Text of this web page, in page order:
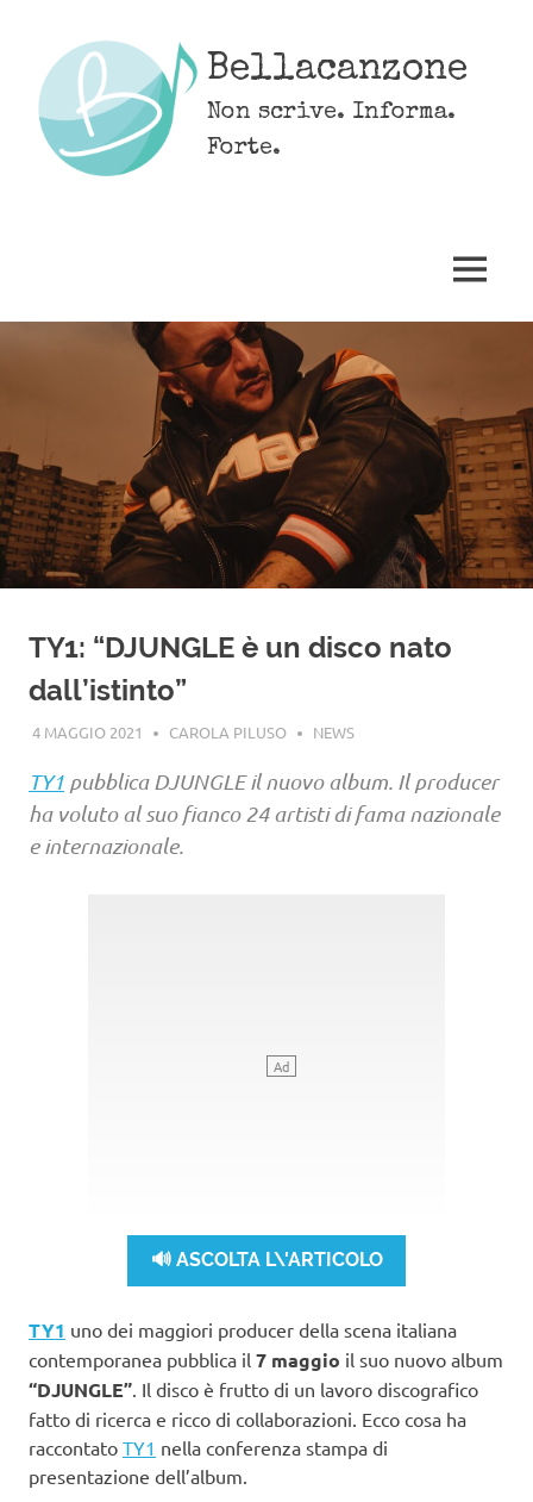
content
Bellacanzone
Non scrive. Informa.
Forte.
MENU
TY1: “DJUNGLE è un disco nato
dall’istinto”
4 MAGGIO 2021 CAROLA PILUSO NEWS
TY1 pubblica DJUNGLE il nuovo album. Il producer
ha voluto al suo fianco 24 artisti di fama nazionale
e internazionale.
🔊 ASCOLTA L\'ARTICOLO
TY1 uno dei maggiori producer della scena italiana
contemporanea pubblica il 7 maggio il suo nuovo album
“DJUNGLE” . Il disco è frutto di un lavoro discografico
fatto di ricerca e ricco di collaborazioni. Ecco cosa ha
raccontato TY1 nella conferenza stampa di
presentazione dell’album.